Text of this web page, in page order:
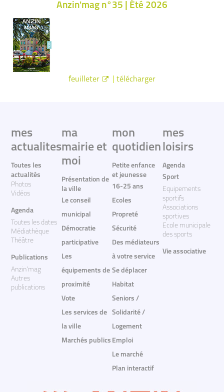
Anzin'mag n°35 | Été 2026
feuilleter télécharger
mes
actualites
Toutes les
actualités
Photos
Vidéos
Agenda
Toutes les dates
Médiathèque
Théâtre
Publications
Anzin'mag
Autres
publications
ma
mairie et
moi
Présentation de
la ville
Le conseil
municipal
Démocratie
participative
Les
équipements de
proximité
Vote
Les services de
la ville
Marchés publics
mon
quotidien
Petite enfance
et jeunesse
16-25 ans
Ecoles
Propreté
Sécurité
Des médiateurs
à votre service
Se déplacer
Habitat
Seniors /
Solidarité /
Logement
Emploi
Le marché
Plan interactif
mes
loisirs
Agenda
Sport
Equipements
sportifs
Associations
sportives
Ecole municipale
des sports
Vie associative